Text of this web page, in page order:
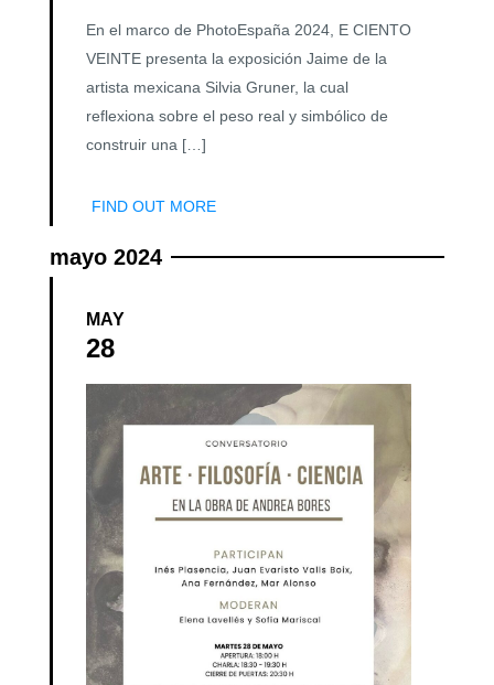
En el marco de PhotoEspaña 2024, E CIENTO
VEINTE presenta la exposición Jaime de la
artista mexicana Silvia Gruner, la cual
reflexiona sobre el peso real y simbólico de
construir una […]
FIND OUT MORE
mayo 2024
MAY
28